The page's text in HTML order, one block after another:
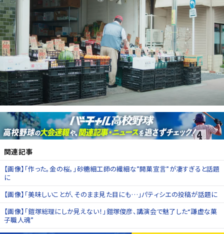
関連記事
【画像】「作った。金の桜。」砂糖細工師の繊細な”開菓宣言”が凄すぎると話題
に
【画像】「美味しいことが、そのまま見た目にも…」パティシエの投稿が話題に
【画像】「鎧塚総理にしか見えない！」鎧塚俊彦、講演会で魅了した“謙虚な菓
子職人魂”